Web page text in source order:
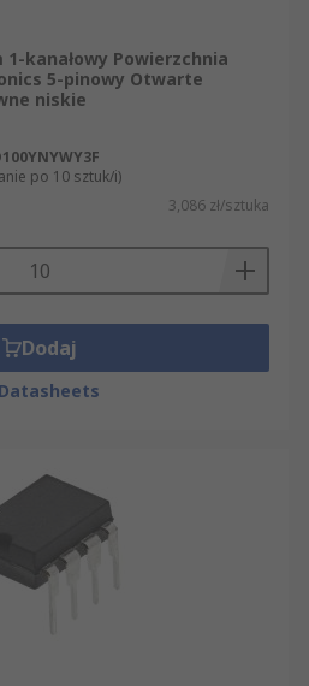
kanałowy Powierzchnia
5-pinowy Otwarte
niskie
po 10 sztuk/i)
3,086 zł/sztuka
Dodaj
Datasheets